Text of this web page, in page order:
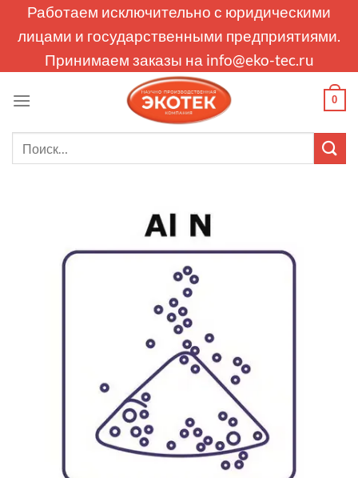
Работаем исключительно с юридическими
лицами и государственными предприятиями.
Принимаем заказы на info@eko-tec.ru
0